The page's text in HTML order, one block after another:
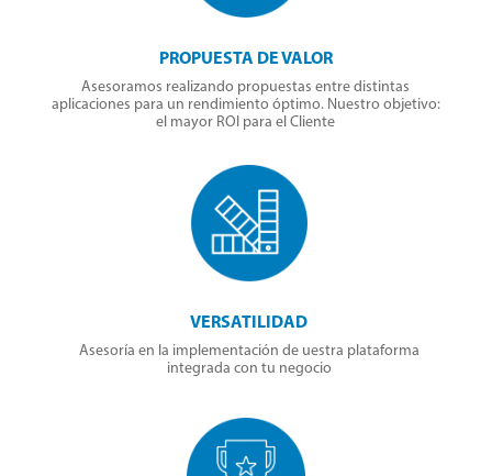
PROPUESTA DE VALOR
Asesoramos realizando propuestas entre distintas
aplicaciones para un rendimiento óptimo. Nuestro objetivo:
el mayor ROI para el Cliente
VERSATILIDAD
Asesoría en la implementación de uestra plataforma
integrada con tu negocio